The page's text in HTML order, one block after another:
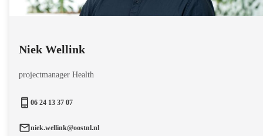
Niek Wellink
projectmanager Health
06 24 13 37 07
niek.wellink@oostnl.nl